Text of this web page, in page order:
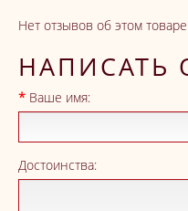
Нет отзывов об этом
НАПИСАТЬ
Ваше имя:
Достоинства: